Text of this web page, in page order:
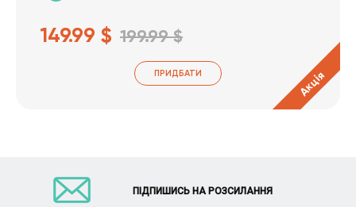
149.99 $ 199.99 $
ПРИДБАТИ Акція
ПІДПИШИСЬ НА РОЗСИЛАННЯ